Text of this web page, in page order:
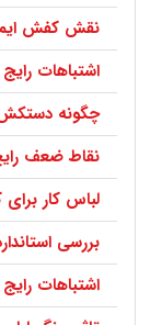
نقش کفش
اشتباهات
چگونه دستکش
نقاط ضعف
لباس کار برای
بررسی
اشتباهات